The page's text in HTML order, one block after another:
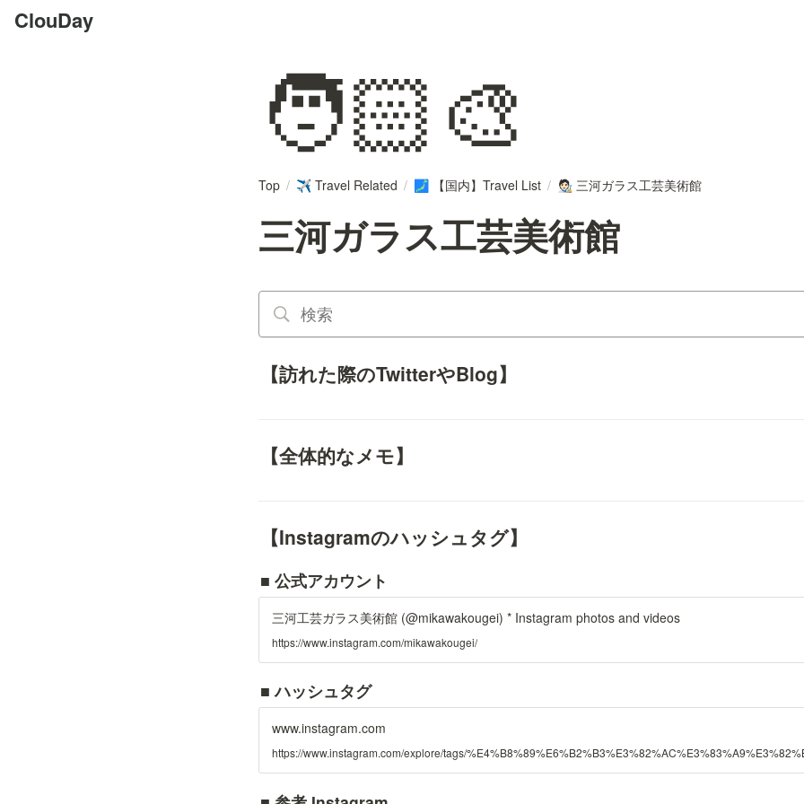
ClouDay
🧑🏻‍🎨
Top / ✈️ Travel Related / 🗾 【国内】Travel List / 🧑🏻‍🎨 三河ガラス工芸美術館
三河ガラス工芸美術館
【訪れた際のTwitterやBlog】
【全体的なメモ】
【Instagramのハッシュタグ】
■ 公式アカウント
三河工芸ガラス美術館 (@mikawakougei) * Instagram photos and videos
https://www.instagram.com/mikawakougei/
■ ハッシュタグ
www.instagram.com